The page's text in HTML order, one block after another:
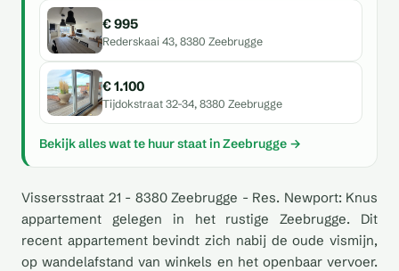
€ 995
Rederskaai 43, 8380 Zeebrugge
€ 1.100
Tijdokstraat 32-34, 8380 Zeebrugge
Bekijk alles wat te huur staat in Zeebrugge →
Vissersstraat 21 - 8380 Zeebrugge - Res. Newport: Knus
appartement gelegen in het rustige Zeebrugge. Dit
recent appartement bevindt zich nabij de oude vismijn,
op wandelafstand van winkels en het openbaar vervoer.